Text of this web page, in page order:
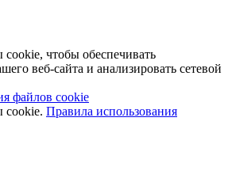
чтобы обеспечивать
веб-сайта и анализировать сетевой
файлов cookie
cookie. Правила использования